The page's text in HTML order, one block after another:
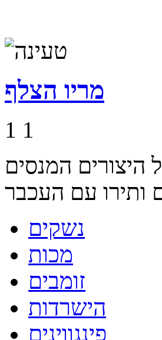
מריו הצלף
1 1
היצורים המנסים
נשקים
מכות
זומבים
הישרדות
פינגווינים